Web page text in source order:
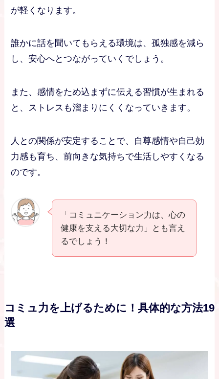
が軽くなります。
誰かに話を聞いてもらえる環境は、孤独感を減ら
し、安心へとつながっていくでしょう。
また、感情をため込まずに伝える習慣が生まれる
と、ストレスも溜まりにくくなっていきます。
人との関係が安定することで、自尊感情や自己効
力感も育ち、前向きな気持ちで生活しやすくなる
のです。
「コミュニケーション力は、心の
健康を支える大切な力」とも言え
るでしょう！
コミュ力を上げるために！具体的な方法19
選